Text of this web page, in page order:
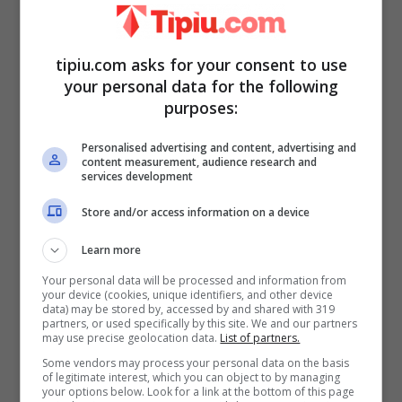
abiti un po’ troppo castigati
I capellipoi hanno subito una vera e
propria rivoluzione: dal caschetto a passare
al rasato a lungo. In seguito la rivelazione:
tipiu.com asks for your consent to use
your personal data for the following
purposes:
Personalised advertising and content, advertising and
content measurement, audience research and
services development
Store and/or access information on a device
Learn more
Your personal data will be processed and information from
your device (cookies, unique identifiers, and other device
data) may be stored by, accessed by and shared with 319
partners, or used specifically by this site. We and our partners
may use precise geolocation data. List of partners.
Some vendors may process your personal data on the basis
of legitimate interest, which you can object to by managing
your options below. Look for a link at the bottom of this page